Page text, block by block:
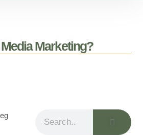
Marketing?